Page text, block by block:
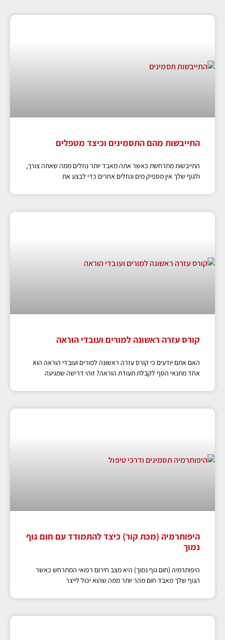
התייבשות מהם התסמינים וכיצד מטפלים
התייבשות מתרחשת כאשר אתה מאבד יותר נוזלים ממה שאתה צורך,
ולגוף שלך אין מספיק מים ונוזלים אחרים כדי לבצע את
קורס עזרה ראשונה למורים ועובדי הוראה
האם אתם יודעים כי קורס עזרה ראשונה למורים ועובדי הוראה הוא
אחד מתנאי הסף לקבלת תעודת הוראה? זוהי דרישה שמגיעה
היפותרמיה (מכת קור) כיצד להתמודד עם חום גוף
נמוך
היפותרמיה (חום גוף נמוך) היא מצב חירום רפואי המתרחש כאשר
הגוף שלך מאבד חום מהר יותר ממה שהוא יכול לייצר